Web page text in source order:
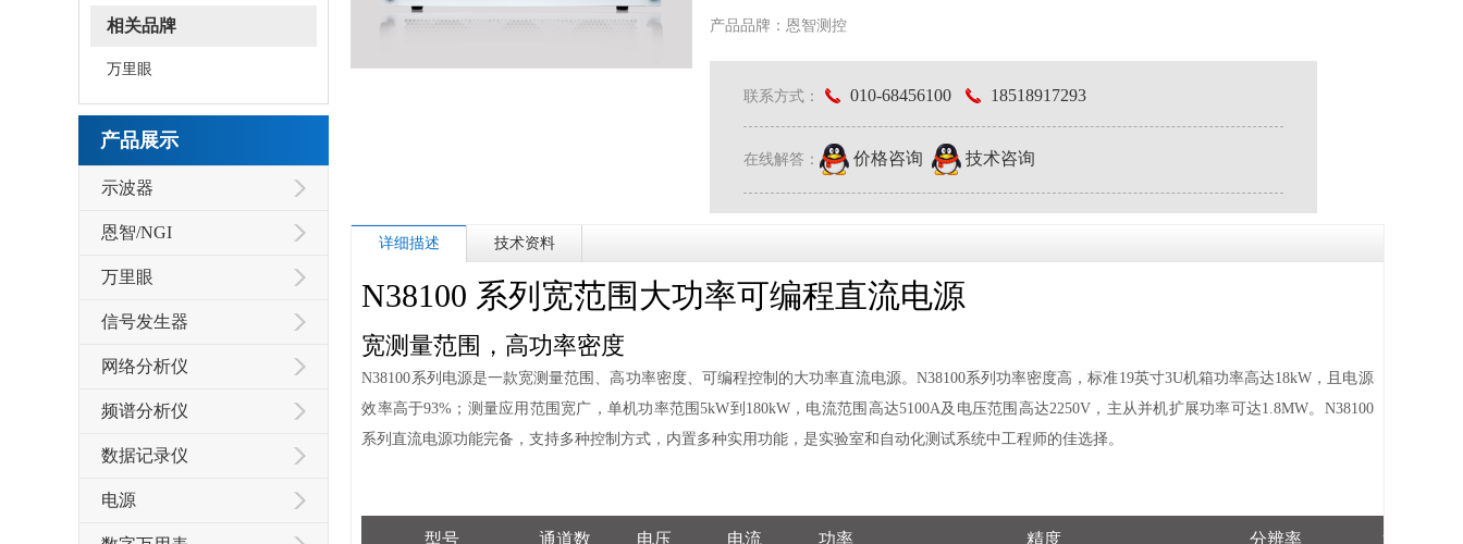
相关品牌
万里眼
产品展示
示波器
恩智/NGI
万里眼
信号发生器
网络分析仪
频谱分析仪
数据记录仪
电源
产品品牌： 恩智测控
联系方式： 010-68456100 18518917293
在线解答： 价格咨询 技术咨询
详细描述 技术资料
N38100 系列宽范围大功率可编程直流电源
宽测量范围，高功率密度
N38100系列电源是一款宽测量范围、高功率密度、可编程控制的大功率直流电源。N38100系列功率密度高，标准19英寸3U机箱功率高达18kW，且电源
效率高于93%；测量应用范围宽广，单机功率范围5kW到180kW，电流范围高达5100A及电压范围高达2250V，主从并机扩展功率可达1.8MW。N38100
系列直流电源功能完备，支持多种控制方式，内置多种实用功能，是实验室和自动化测试系统中工程师的佳选择。
型号 通道数 电压 电流 功率 精度 分辨率 通讯接口